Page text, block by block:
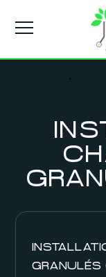
•
GRANULÉS